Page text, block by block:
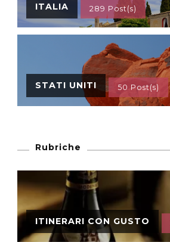
ITALIA 289 Post(s)
STATI UNITI 50 Post(s)
Rubriche
ITINERARI CON GUSTO